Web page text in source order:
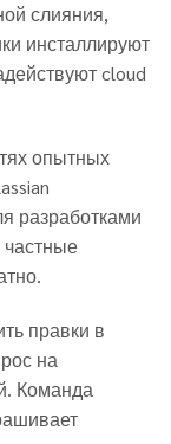
слияния,
инсталлируют
cloud
опытных
разработками
правки в
на
Команда